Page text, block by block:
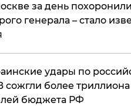
за день похоронили
генерала – стало
удары по
сожгли более триллиона
бюджета РФ